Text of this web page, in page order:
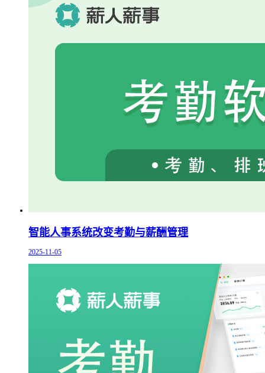
智能人事系统改变考勤与薪酬管理
2025-11-05